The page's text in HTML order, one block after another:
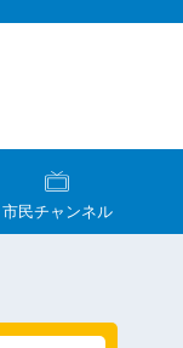
市民チャンネル